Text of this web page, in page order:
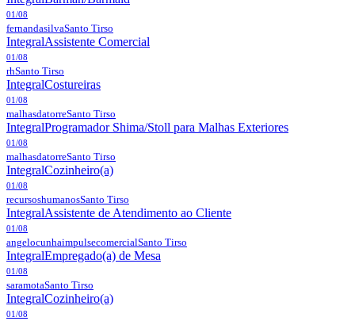
01/08
fernandasilvaSanto Tirso
IntegralAssistente Comercial
01/08
rhSanto Tirso
IntegralCostureiras
01/08
malhasdatorreSanto Tirso
IntegralProgramador Shima/Stoll para Malhas Exteriores
01/08
malhasdatorreSanto Tirso
IntegralCozinheiro(a)
01/08
recursoshumanosSanto Tirso
IntegralAssistente de Atendimento ao Cliente
01/08
angelocunhaimpulsecomercialSanto Tirso
IntegralEmpregado(a) de Mesa
01/08
saramotaSanto Tirso
IntegralCozinheiro(a)
01/08